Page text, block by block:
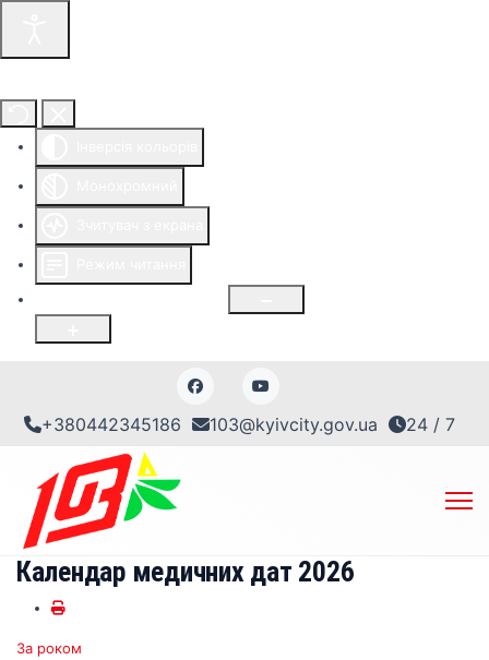
+380442345186 103@kyivcity.gov.ua 24 / 7
Календар медичних дат 2026
За роком